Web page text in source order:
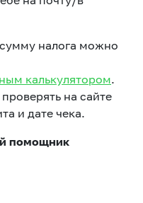
налога можно
калькулятором.
на сайте
и дате чека.
помощник